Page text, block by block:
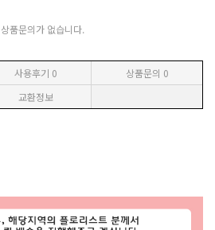
상품문의가 없습니다.
사용후기 0 상품문의 0
교환정보